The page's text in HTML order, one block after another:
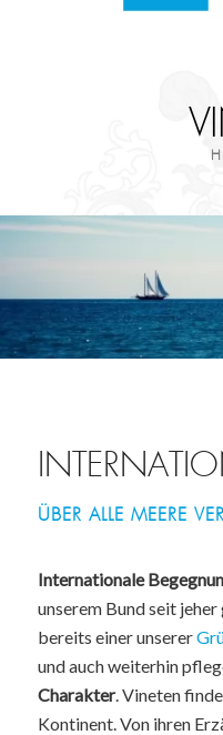
ÜBER ALLE MEERE
Internationale
unserem Bund seit
bereits einer unserer
und auch weiterhin
Charakter. Vineten
Kontinent. Von ihren